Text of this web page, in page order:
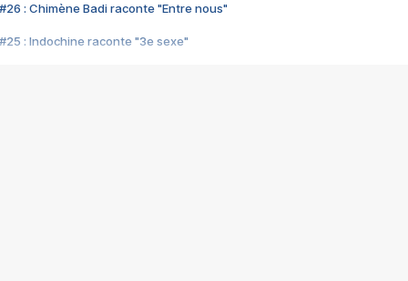
#26 : Chimène Badi raconte "Entre nous"
#25 : Indochine raconte "3e sexe"